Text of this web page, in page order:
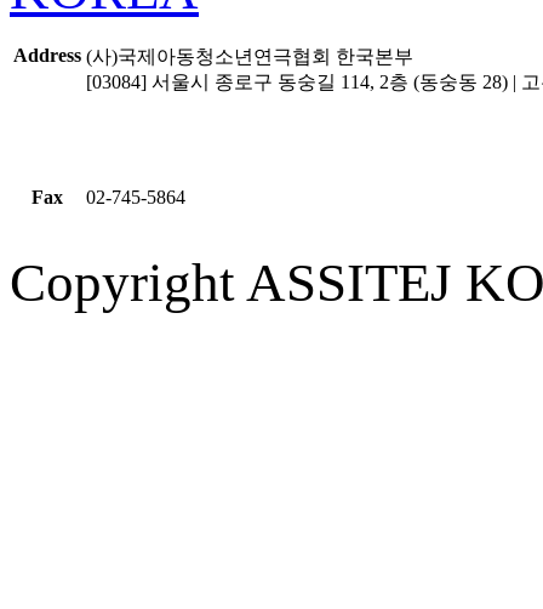
Address (사)국제아동청소년연극협회 한국본부
[03084] 서울시 종로구 동숭길 114, 2층 (동숭동 28) |
Fax 02-745-5864
Copyright ASSITEJ